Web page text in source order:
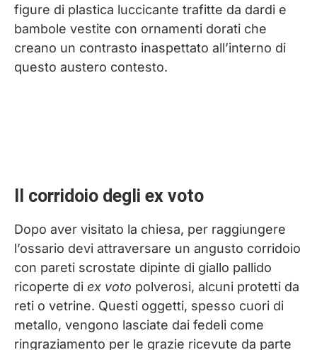
figure di plastica luccicante trafitte da dardi e
bambole vestite con ornamenti dorati che
creano un contrasto inaspettato all’interno di
questo austero contesto.
Il corridoio degli ex voto
Dopo aver visitato la chiesa, per raggiungere
l’ossario devi attraversare un angusto corridoio
con pareti scrostate dipinte di giallo pallido
ricoperte di ex voto polverosi, alcuni protetti da
reti o vetrine. Questi oggetti, spesso cuori di
metallo, vengono lasciate dai fedeli come
ringraziamento per le grazie ricevute da parte